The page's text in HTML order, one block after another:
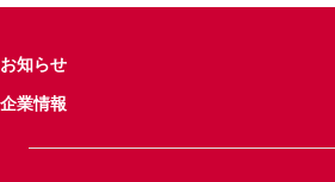
お知らせ
企業情報